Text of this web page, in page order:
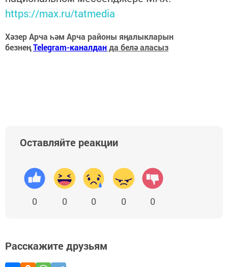
https://max.ru/tatmedia
Хәзер Арча һәм Арча районы яңалыкларын
безнеңTelegram-каналданда белә аласыз
Оставляйте реакции
0 0 0 0 0
Расскажите друзьям